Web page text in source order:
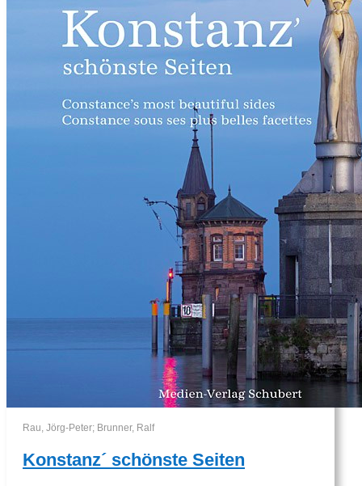
Rau, Jörg-Peter; Brunner, Ralf
Konstanz´ schönste Seiten